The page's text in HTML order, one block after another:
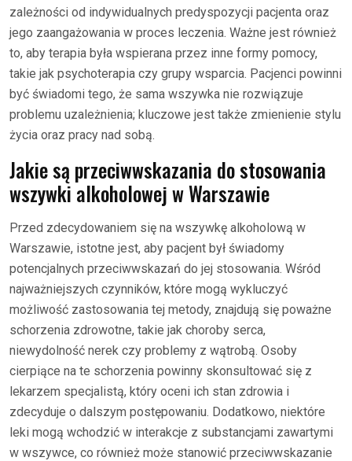
zależności od indywidualnych predyspozycji pacjenta oraz
jego zaangażowania w proces leczenia. Ważne jest również
to, aby terapia była wspierana przez inne formy pomocy,
takie jak psychoterapia czy grupy wsparcia. Pacjenci powinni
być świadomi tego, że sama wszywka nie rozwiązuje
problemu uzależnienia; kluczowe jest także zmienienie stylu
życia oraz pracy nad sobą.
Jakie są przeciwwskazania do stosowania
wszywki alkoholowej w Warszawie
Przed zdecydowaniem się na wszywkę alkoholową w
Warszawie, istotne jest, aby pacjent był świadomy
potencjalnych przeciwwskazań do jej stosowania. Wśród
najważniejszych czynników, które mogą wykluczyć
możliwość zastosowania tej metody, znajdują się poważne
schorzenia zdrowotne, takie jak choroby serca,
niewydolność nerek czy problemy z wątrobą. Osoby
cierpiące na te schorzenia powinny skonsultować się z
lekarzem specjalistą, który oceni ich stan zdrowia i
zdecyduje o dalszym postępowaniu. Dodatkowo, niektóre
leki mogą wchodzić w interakcje z substancjami zawartymi
w wszywce, co również może stanowić przeciwwskazanie